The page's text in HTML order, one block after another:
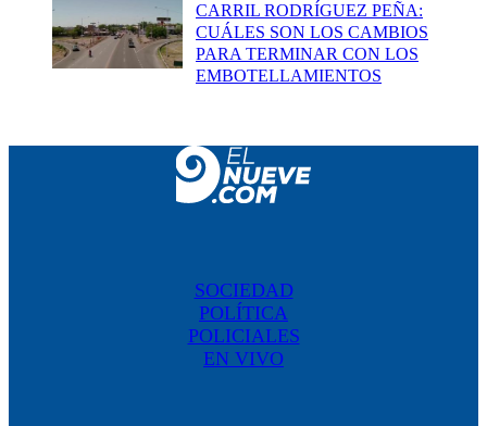
CARRIL RODRÍGUEZ PEÑA:
CUÁLES SON LOS CAMBIOS
PARA TERMINAR CON LOS
EMBOTELLAMIENTOS
SOCIEDAD
POLÍTICA
POLICIALES
EN VIVO